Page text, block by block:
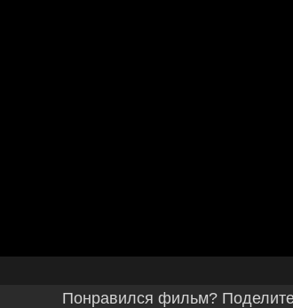
Понравился фильм?